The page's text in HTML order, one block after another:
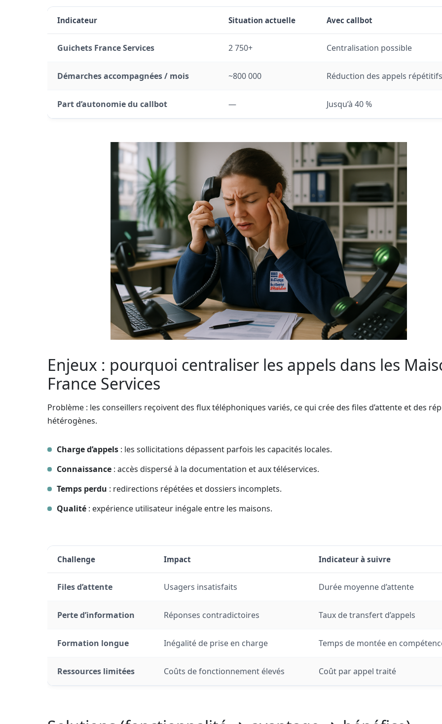
Indicateur Situation actuelle Avec callbot
Guichets France Services 2 750+ Centralisation possible
Démarches accompagnées / mois ~800 000 Réduction des appels répétitifs
Part d’autonomie du callbot — Jusqu’à 40 %
Enjeux : pourquoi centraliser les appels dans les
France Services
Problème : les conseillers reçoivent des flux téléphoniques variés, ce qui crée des files d’attente et des
hétérogènes.
Charge d’appels: les sollicitations dépassent parfois les capacités locales.
Connaissance: accès dispersé à la documentation et aux téléservices.
Temps perdu : redirections répétées et dossiers incomplets.
Qualité: expérience utilisateur inégale entre les maisons.
Challenge Impact Indicateur à suivre
Files d’attente Usagers insatisfaits Durée moyenne d’attente
Perte d’information Réponses contradictoires Taux de transfert d’appels
Formation longue Inégalité de prise en charge Temps de montée en
Ressources limitées Coûts de fonctionnement élevés Coût par appel traité